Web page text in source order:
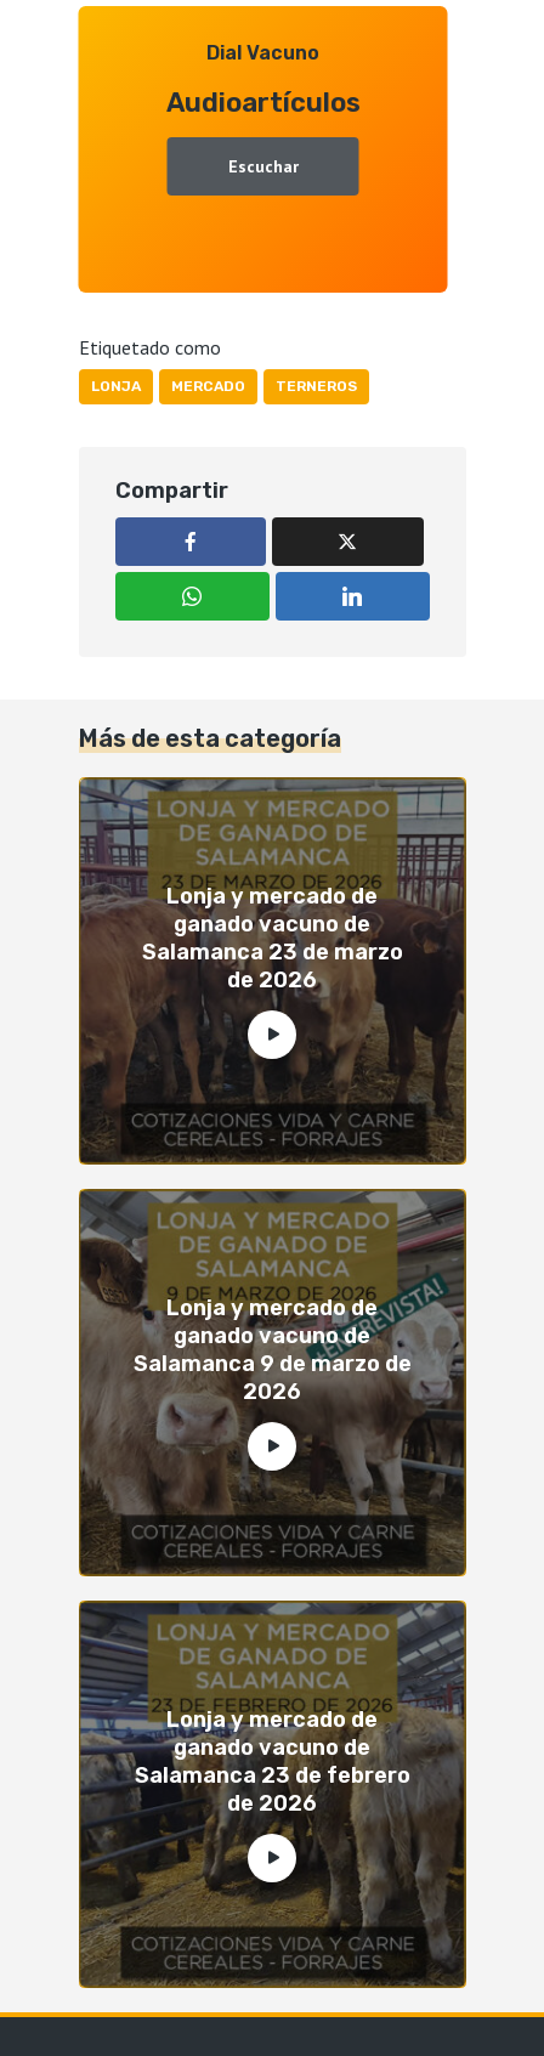
Dial Vacuno
Audioartículos
Escuchar
Etiquetado como
LONJA MERCADO TERNEROS
Compartir
Más de esta categoría
Lonja y mercado de
ganado vacuno de
Salamanca 23 de marzo
de 2026
Lonja y mercado de
ganado vacuno de
Salamanca 9 de marzo de
2026
Lonja y mercado de
ganado vacuno de
Salamanca 23 de febrero
de 2026